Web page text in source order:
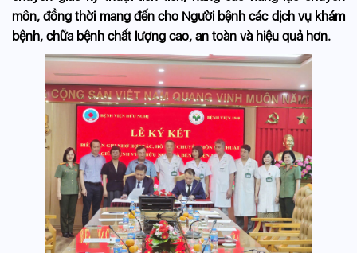
môn, đồng thời mang đến cho Người bệnh các dịch vụ khám
bệnh, chữa bệnh chất lượng cao, an toàn và hiệu quả hơn.